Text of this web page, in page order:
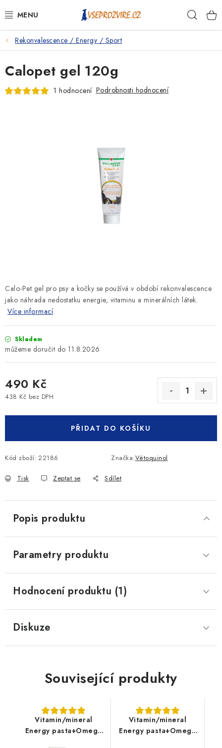
na
PSI
KOČKY
KONĚ
KRÁLÍCI/HLODAVCI/PTÁCI
Podmínky ochrany osobních údajů
Rekonvalescence / Energy / Sport
Calo-Pet gel pro psy a kočky se používá v období rekonvalescence
jako náhrada nedostatku energie, vitaminu a minerálních látek.
Více informací
Skladem
11.8.2026
490 Kč
438 Kč bez DPH
PŘIDAT DO KOŠÍKU
Kód zboží: 22186 Značka:Vétoquinol
Tisk Zeptat se Sdílet
Calopet gel 120g
1 hodnocení Podrobnosti hodnocení
Popis produktu
Parametry produktu
Hodnocení produktu (1)
Diskuze
Související produkty
Vitamin/mineral
Energy pasta+Omega
Vitamin/mineral
Energy pasta+Omega